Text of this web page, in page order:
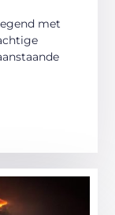
met